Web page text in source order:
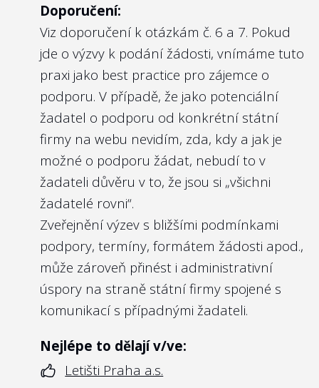
roční odměnou více než 2,5 mil. Kč, 2. dávají
pouze základní rámec nastavení odměn
managementu. Každá společnost by tak
měla mít nastavena svá pravidla pro
odměňování managementu.
Vedle toho je zde na místě zmínit i
soukromoprávní úpravu§ 121k odst. 4
zákona č. 256/2004 Sb. o podnikání na
kapitálovém trhu , který předpokládá, že
veřejně obchodovatelné obchodní
společnosti zveřejňují i Politiku odměňování,
která dopadá na členy managementu i
kontrolního orgánu. Důvodem je
transparentnost a nediskriminace
akcionářů a potenciálních akcionářů.
Vzhledem k tomu, že u státních firem je
možné v přeneseném smyslu považovat
občany ČR za akcionáře státních firem,
Doporučení:
Viz doporučení k otázkám č. 6 a 7. Pokud
jde o výzvy k podání žádosti, vnímáme tuto
praxi jako best practice pro zájemce o
podporu. V případě, že jako potenciální
žadatel o podporu od konkrétní státní
firmy na webu nevidím, zda, kdy a jak je
možné o podporu žádat, nebudí to v
žadateli důvěru v to, že jsou si „všichni
žadatelé rovni“.
Zveřejnění výzev s bližšími podmínkami
podpory, termíny, formátem žádosti apod.,
může zároveň přinést i administrativní
úspory na straně státní firmy spojené s
komunikací s případnými žadateli.
Nejlépe to dělají v/ve:
Letišti Praha a.s.